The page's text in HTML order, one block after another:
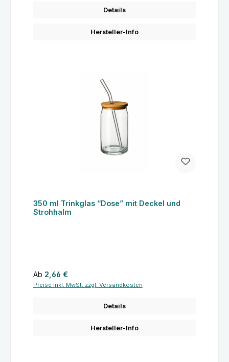
Details
Hersteller-Info
350 ml Trinkglas “Dose” mit Deckel und
Strohhalm
Regulärer Preis:
Ab 2,66 €
Preise inkl. MwSt. zzgl. Versandkosten
Details
Hersteller-Info